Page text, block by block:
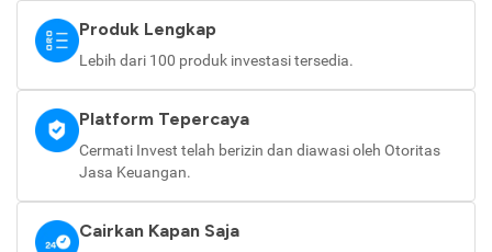
Produk Lengkap
Lebih dari 100 produk investasi tersedia.
Platform Tepercaya
Cermati Invest telah berizin dan diawasi oleh Otoritas
Jasa Keuangan.
Cairkan Kapan Saja